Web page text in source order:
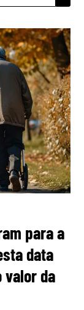
para a
data
valor da